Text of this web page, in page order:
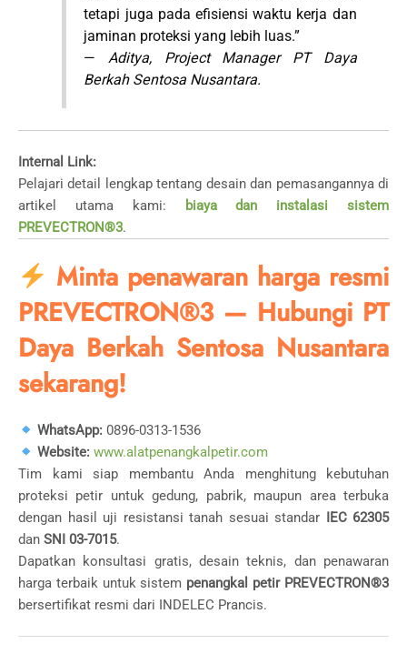
tetapi juga pada efisiensi waktu kerja dan
jaminan proteksi yang lebih luas.”
— Aditya, Project Manager PT Daya
Berkah Sentosa Nusantara.
Internal Link:
Pelajari detail lengkap tentang desain dan pemasangannya di
artikel utama kami:
biaya dan instalasi sistem
PREVECTRON®3.
Minta penawaran harga resmi
PREVECTRON®3 — Hubungi PT
Daya Berkah Sentosa Nusantara
sekarang!
WhatsApp:0896-0313-1536
Website: www.alatpenangkalpetir.com
Tim kami siap membantu Anda menghitung kebutuhan
proteksi petir untuk gedung, pabrik, maupun area terbuka
dengan hasil uji resistansi tanah sesuai standar IEC 62305
dan SNI 03-7015.
Dapatkan konsultasi gratis, desain teknis, dan penawaran
harga terbaik untuk sistem penangkal petir PREVECTRON®3
bersertifikat resmi dari INDELEC Prancis.